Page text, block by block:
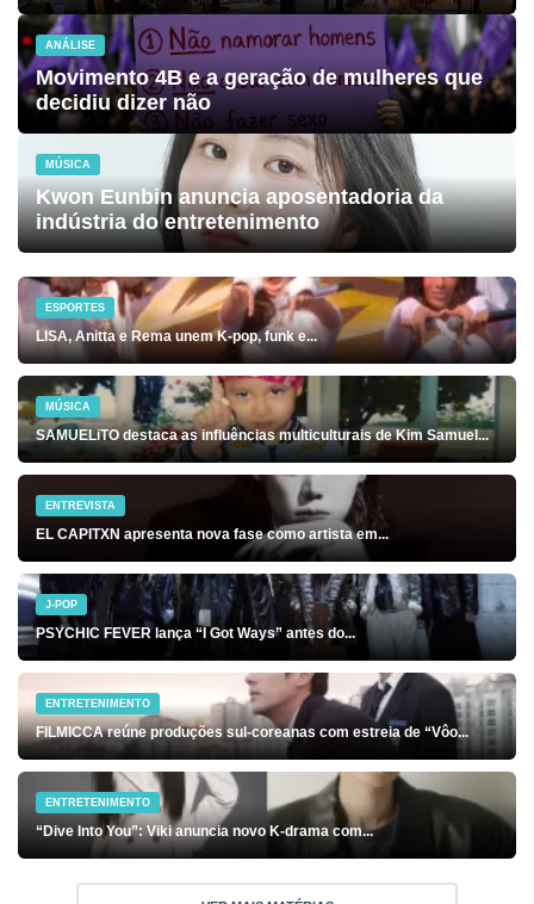
ANÁLISE
Movimento 4B e a geração de mulheres que
decidiu dizer não
MÚSICA
Kwon Eunbin anuncia aposentadoria da
indústria do entretenimento
ESPORTES
LISA, Anitta e Rema unem K-pop, funk e...
MÚSICA
SAMUELiTO destaca as influências multiculturais de Kim Samuel...
ENTREVISTA
EL CAPITXN apresenta nova fase como artista em...
J-POP
PSYCHIC FEVER lança “I Got Ways” antes do...
ENTRETENIMENTO
FILMICCA reúne produções sul-coreanas com estreia de “Vôo...
ENTRETENIMENTO
“Dive Into You”: Viki anuncia novo K-drama com...